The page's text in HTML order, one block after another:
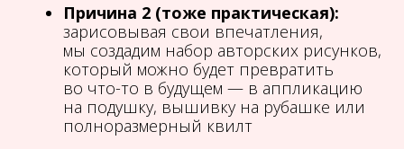
Причина 2 (тоже практическая):
зарисовывая свои впечатления,
мы создадим набор авторских рисунков,
который можно будет превратить
во что-то в будущем — в аппликацию
на подушку, вышивку на рубашке или
полноразмерный квилт